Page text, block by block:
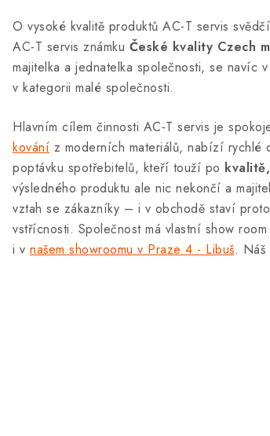
O vysoké kvalitě produktů AC-T servis
AC-T servis známku České kvality Czech
majitelka a jednatelka společnosti, se navíc
v kategorii malé společnosti.
Hlavním cílem činnosti AC-T servis je
kování z moderních materiálů, nabízí rychlé
poptávku spotřebitelů, kteří touží po
výsledného produktu ale nic nekončí a
vztah se zákazníky – i v obchodě staví
vstřícnosti. Společnost má vlastní show
i v našem showroomu v Praze 4 - Libuš. Náš